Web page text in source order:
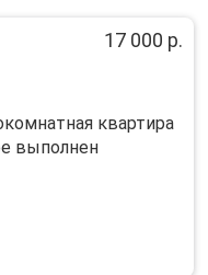
17 000 р.
квартира
выполнен